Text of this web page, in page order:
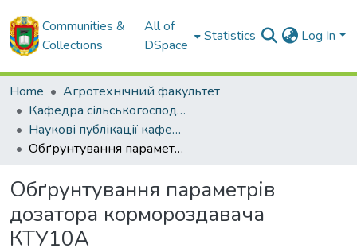
Communities &
Collections
All of
DSpace
Statistics Log In
Home
Агротехнічний факультет
Кафедра сільськогосподарського машинобудування
Наукові публікації кафедри СГМ
Обґрунтування параметрів дозатора кормороздавача КТУ10А
Обґрунтування параметрів
дозатора кормороздавача
КТУ10А